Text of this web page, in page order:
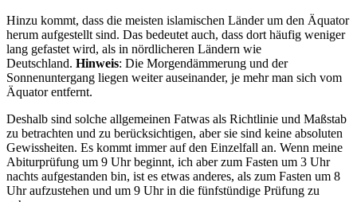
Hinzu kommt, dass die meisten islamischen Länder um den Äquator
herum aufgestellt sind. Das bedeutet auch, dass dort häufig weniger
lang gefastet wird, als in nördlicheren Ländern wie
Deutschland. Hinweis: Die Morgendämmerung und der
Sonnenuntergang liegen weiter auseinander, je mehr man sich vom
Äquator entfernt.
Deshalb sind solche allgemeinen Fatwas als Richtlinie und Maßstab
zu betrachten und zu berücksichtigen, aber sie sind keine absoluten
Gewissheiten. Es kommt immer auf den Einzelfall an. Wenn meine
Abiturprüfung um 9 Uhr beginnt, ich aber zum Fasten um 3 Uhr
nachts aufgestanden bin, ist es etwas anderes, als zum Fasten um 8
Uhr aufzustehen und um 9 Uhr in die fünfstündige Prüfung zu